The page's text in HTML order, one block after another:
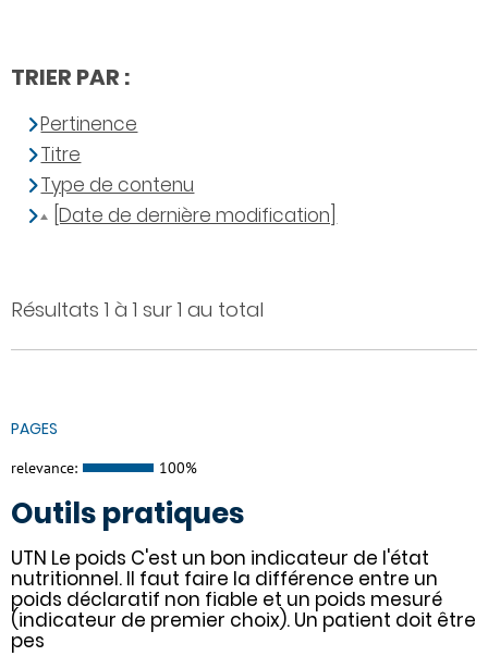
Résultats 1 à 1 sur 1 au total
PAGES
relevance: 100%
Outils pratiques
UTN Le poids C'est un bon indicateur de l'état
nutritionnel. Il faut faire la différence entre un
poids déclaratif non fiable et un poids mesuré
(indicateur de premier choix). Un patient doit être
pes
TRIER PAR :
Pertinence
Titre
Type de contenu
[Date de dernière modification]